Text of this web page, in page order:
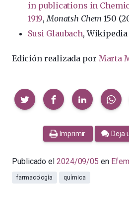
in publications in
1919,Monatsh Chem 150
Susi Glaubach, Wikipedia
Edición realizada por Marta
Compartir
Imprimir Deja
Publicado el 2024/09/05 en
farmacología química